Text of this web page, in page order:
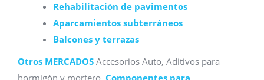
Rehabilitación de pavimentos
Aparcamientos subterráneos
Balcones y terrazas
Otros MERCADOS Accesorios Auto, Aditivos para
hormigón y mortero, Componentes para